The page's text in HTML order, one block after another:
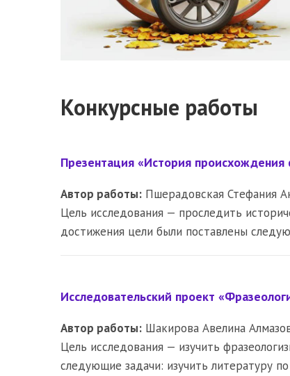
Конкурсные работы
Презентация «История происхождения
Автор работы: Пшерадовская Стефания
Цель исследования — проследить
достижения цели были поставлены
Исследовательский проект
Автор работы: Шакирова Авелина
Цель исследования — изучить
следующие задачи: изучить литературу